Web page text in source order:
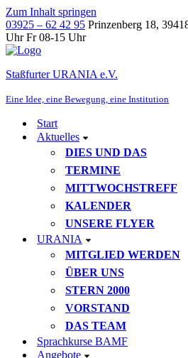
Zum Inhalt springen
03925 – 62 42 95 Prinzenberg 18,
Uhr Fr 08-15 Uhr
Staßfurter URANIA e.V.
Eine Idee, eine Bewegung, eine Institution
Start
Aktuelles
DIES UND DAS
TERMINE
MITTWOCHSTREFF
KALENDER
UNSERE FLYER
URANIA
MITGLIED WERDEN
ÜBER UNS
STERN 2000
VORSTAND
DAS TEAM
Sprachkurse BAMF
Angebote